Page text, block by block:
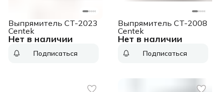
Нет в наличии
Выпрямитель CT-2023
Centek
Подписаться
Нет в наличии
Выпрямитель CT-2008
Centek
Подписаться